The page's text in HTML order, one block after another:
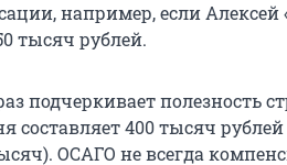
например, если Алексей
тысяч рублей.
подчеркивает полезность
составляет 400 тысяч
ОСАГО не всегда